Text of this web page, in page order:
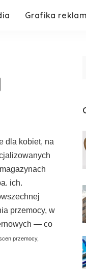
Grafika
dla kobiet, na
ich.
przemocy, w
— co
przemocy,